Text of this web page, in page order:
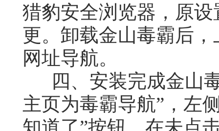
猎豹安全浏览器，原
更。卸载金山毒霸后
网址导航。
四、安装完成金山
主页为毒霸导航”，左